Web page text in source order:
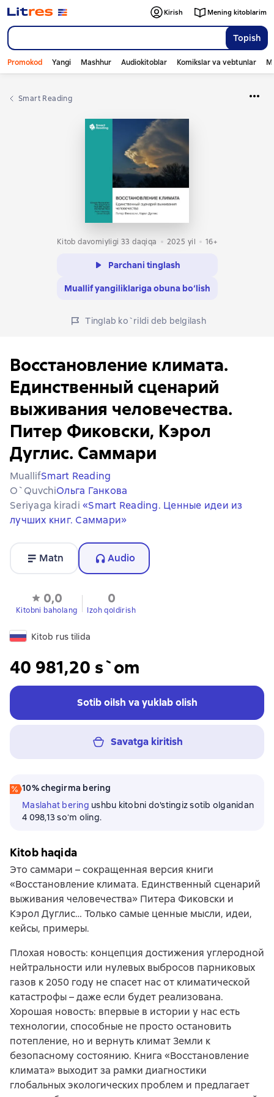
Topish
Kirish Mening kitoblarim
Promokod Yangi Mashhur Audiokitoblar Komikslar va vebtunlar
Smart Reading
Kitob davomiyligi 33 daqiqa 2025 yil 16+
Parchani tinglash
Muallif yangiliklariga obuna bo‘lish
Tinglab ko`rildi deb belgilash
Восстановление климата.
Единственный сценарий
выживания человечества.
Питер Фиковски, Кэрол
Дуглис. Саммари
MuallifSmart Reading
O`quvchiОльга Ганкова
Seriyaga kiradi «Smart Reading. Ценные идеи из
лучших книг. Саммари»
Matn Audio
0,0
Kitobni baholang
0
Izoh qoldirish
Kitob rus tilida
40 981,20 s`om
Sotib oilsh va yuklab olish
Savatga kiritish
10% chegirma bering
Maslahat bering ushbu kitobni do'stingiz sotib olganidan
4 098,13 soʻm oling.
Kitob haqida
Это саммари – сокращенная версия книги
«Восстановление климата. Единственный сценарий
выживания человечества» Питера Фиковски и
Кэрол Дуглис… Только самые ценные мысли, идеи,
кейсы, примеры.
Плохая новость: концепция достижения углеродной
нейтральности или нулевых выбросов парниковых
газов к 2050 году не спасет нас от климатической
катастрофы – даже если будет реализована.
Хорошая новость: впервые в истории у нас есть
технологии, способные не просто остановить
потепление, но и вернуть климат Земли к
безопасному состоянию. Книга «Восстановление
климата» выходит за рамки диагностики
глобальных экологических проблем и предлагает